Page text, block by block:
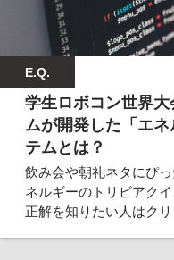
E.Q.
学生ロボコン世界
ムが開発した「エ
テムとは？
飲み会や朝礼ネタにぴ
ネルギーのトリビアクイ
正解を知りたい人はクリ